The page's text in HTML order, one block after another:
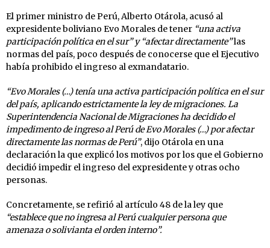
El primer ministro de Perú, Alberto Otárola, acusó al
expresidente boliviano Evo Morales de tener “una activa
participación política en el sur” y “afectar directamente”las
normas del país, poco después de conocerse que el Ejecutivo
había prohibido el ingreso al exmandatario.
“Evo Morales (…) tenía una activa participación política en el sur
del país, aplicando estrictamente la ley de migraciones. La
Superintendencia Nacional de Migraciones ha decidido el
impedimento de ingreso al Perú de Evo Morales (…) por afectar
directamente las normas de Perú”, dijo Otárola en una
declaración la que explicó los motivos por los que el Gobierno
decidió impedir el ingreso del expresidente y otras ocho
personas.
Concretamente, se refirió al artículo 48 de la ley que
“establece que no ingresa al Perú cualquier persona que
amenaza o solivianta el orden interno”.